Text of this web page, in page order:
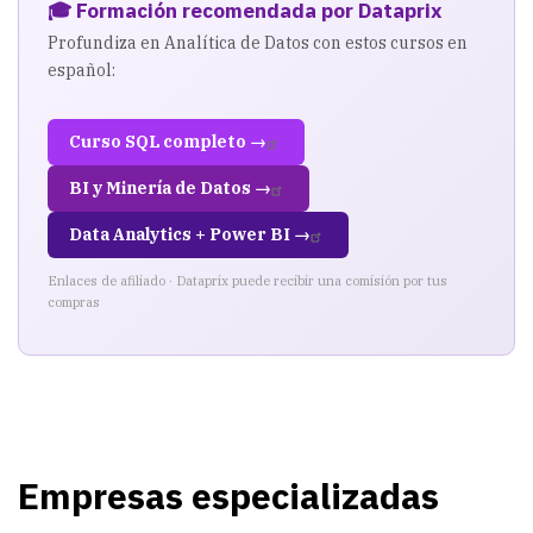
🎓 Formación recomendada por Dataprix
Profundiza en Analítica de Datos con estos cursos en
español:
Curso SQL completo →
BI y Minería de Datos →
Data Analytics + Power BI →
Enlaces de afiliado · Dataprix puede recibir una comisión por tus
compras
Empresas especializadas